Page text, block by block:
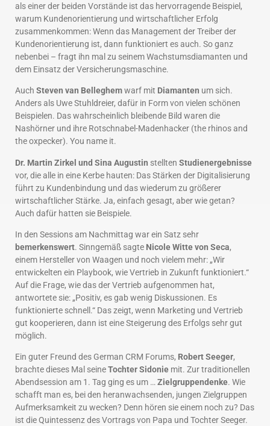
als einer der beiden Vorstände ist das hervorragende Beispiel,
warum Kundenorientierung und wirtschaftlicher Erfolg
zusammenkommen: Wenn das Management der Treiber der
Kundenorientierung ist, dann funktioniert es auch. So ganz
nebenbei – fragt ihn mal zu seinem Wachstumsdiamanten und
dem Einsatz der Versicherungsmaschine.
Auch Steven van Belleghemwarf mit Diamanten um sich.
Anders als Uwe Stuhldreier, dafür in Form von vielen schönen
Beispielen. Das wahrscheinlich bleibende Bild waren die
Nashörner und ihre Rotschnabel-Madenhacker (the rhinos and
the oxpecker). You name it.
Dr. Martin Zirkel und Sina Augustin stellten Studienergebnisse
vor, die alle in eine Kerbe hauten: Das Stärken der Digitalisierung
führt zu Kundenbindung und das wiederum zu größerer
wirtschaftlicher Stärke. Ja, einfach gesagt, aber wie getan?
Auch dafür hatten sie Beispiele.
In den Sessions am Nachmittag war ein Satz sehr
bemerkenswert. Sinngemäß sagte Nicole Witte von Seca,
einem Hersteller von Waagen und noch vielem mehr: „Wir
entwickelten ein Playbook, wie Vertrieb in Zukunft funktioniert.“
Auf die Frage, wie das der Vertrieb aufgenommen hat,
antwortete sie: „Positiv, es gab wenig Diskussionen. Es
funktionierte schnell.“ Das zeigt, wenn Marketing und Vertrieb
gut kooperieren, dann ist eine Steigerung des Erfolgs sehr gut
möglich.
Ein guter Freund des German CRM Forums, Robert Seeger,
brachte dieses Mal seineTochter Sidonie mit. Zur traditionellen
Abendsession am 1. Tag ging es um …Zielgruppendenke. Wie
schafft man es, bei den heranwachsenden, jungen Zielgruppen
Aufmerksamkeit zu wecken? Denn hören sie einem noch zu? Das
ist die Quintessenz des Vortrags von Papa und Tochter Seeger.